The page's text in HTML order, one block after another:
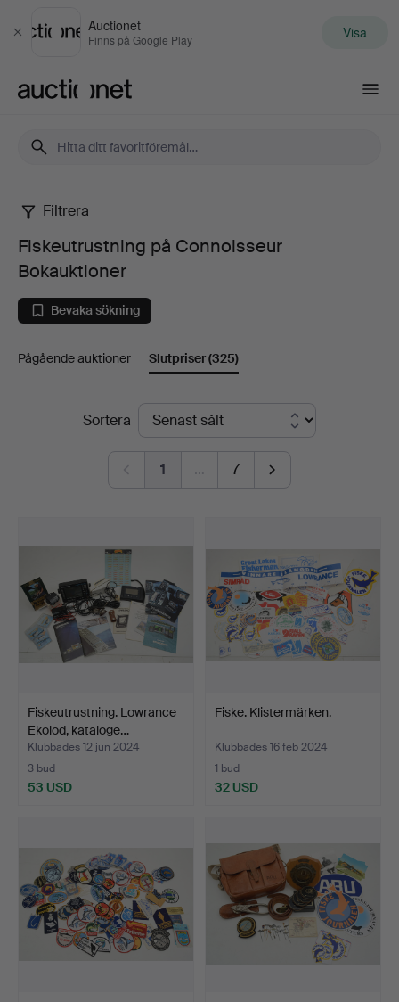
Stäng
Auctionet
Finns på Google Play Visa
Fiskeutrustning
på
Connoisseur
Bokauktioner
Filtrera
Fiskeutrustning på Connoisseur
Bokauktioner
Bevaka sökning
Pågående auktioner Slutpriser(325)
SlutpriserSortera
1 … 7
Fiskeutrustning. Lowrance
Ekolod, kataloge…
Klubbades 12 jun 2024
3 bud
53 USD
Fiske. Klistermärken.
Klubbades 16 feb 2024
1 bud
32 USD